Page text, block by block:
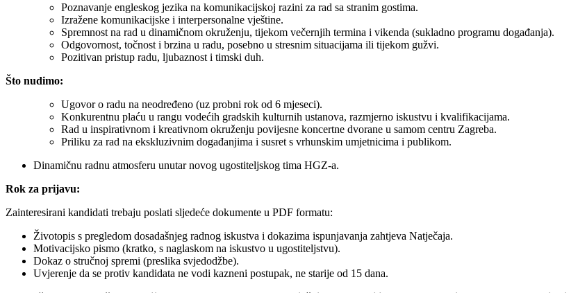
Poznavanje engleskog jezika na komunikacijskoj razini za rad sa stranim gostima.
Izražene komunikacijske i interpersonalne vještine.
Spremnost na rad u dinamičnom okruženju, tijekom večernjih termina i vikenda (sukladno programu događanja).
Odgovornost, točnost i brzina u radu, posebno u stresnim situacijama ili tijekom gužvi.
Pozitivan pristup radu, ljubaznost i timski duh.
Što nudimo:
Ugovor o radu na neodređeno (uz probni rok od 6 mjeseci).
Konkurentnu plaću u rangu vodećih gradskih kulturnih ustanova, razmjerno iskustvu i kvalifikacijama.
Rad u inspirativnom i kreativnom okruženju povijesne koncertne dvorane u samom centru Zagreba.
Priliku za rad na ekskluzivnim događanjima i susret s vrhunskim umjetnicima i publikom.
Dinamičnu radnu atmosferu unutar novog ugostiteljskog tima HGZ-a.
Rok za prijavu:
Zainteresirani kandidati trebaju poslati sljedeće dokumente u PDF formatu:
Životopis s pregledom dosadašnjeg radnog iskustva i dokazima ispunjavanja zahtjeva Natječaja.
Motivacijsko pismo (kratko, s naglaskom na iskustvo u ugostiteljstvu).
Dokaz o stručnoj spremi (preslika svjedodžbe).
Uvjerenje da se protiv kandidata ne vodi kazneni postupak, ne starije od 15 dana.